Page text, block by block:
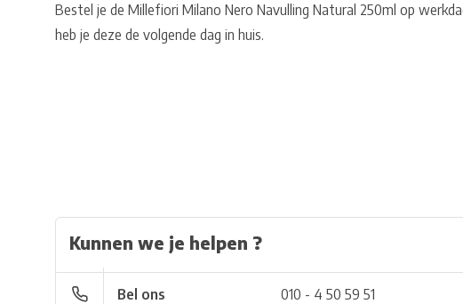
Bestel je de Millefiori Milano Nero Navulling Natural 250ml op
heb je deze de volgende dag in huis.
Kunnen we je helpen ?
Bel ons 010 - 4 50 59 51